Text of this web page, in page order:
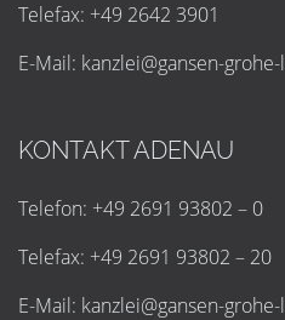
Telefax: +49 2642 3901
E-Mail: kanzlei@gansen-grohe-l
KONTAKT ADENAU
Telefon: +49 2691 93802 – 0
Telefax: +49 2691 93802 – 20
E-Mail: kanzlei@gansen-grohe-l